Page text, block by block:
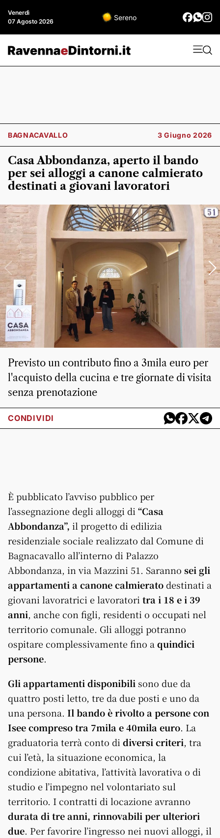
Venerdì
07 Agosto 2026
Sereno
BAGNACAVALLO 3 Giugno 2026
Casa Abbondanza, aperto il bando
per sei alloggi a canone calmierato
destinati a giovani lavoratori
Previsto un contributo fino a 3mila euro per
l'acquisto della cucina e tre giornate di visita
senza prenotazione
CONDIVIDI
È pubblicato l’avviso pubblico per
l’assegnazione degli alloggi di “Casa
Abbondanza”, il progetto di edilizia
residenziale sociale realizzato dal Comune di
Bagnacavallo all’interno di Palazzo
Abbondanza, in via Mazzini 51. Saranno sei gli
appartamenti a canone calmieratodestinati a
giovani lavoratrici e lavoratori tra i 18 e i 39
anni, anche con figli, residenti o occupati nel
territorio comunale. Gli alloggi potranno
ospitare complessivamente fino a quindici
persone.
Gli appartamenti disponibili sono due da
quattro posti letto, tre da due posti e uno da
una persona. Il bando è rivolto a persone con
Isee compreso tra 7mila e 40mila euro. La
graduatoria terrà conto di diversi criteri, tra
cui l’età, la situazione economica, la
condizione abitativa, l’attività lavorativa o di
studio e l’impegno nel volontariato sul
territorio. I contratti di locazione avranno
durata di tre anni, rinnovabili per ulteriori
due. Per favorire l’ingresso nei nuovi alloggi, il